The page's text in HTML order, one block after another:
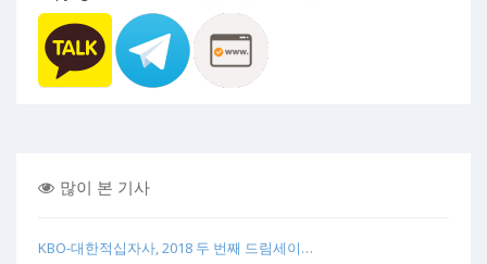
많이 본 기사
KBO-대한적십자사, 2018 두 번째 드림세이…